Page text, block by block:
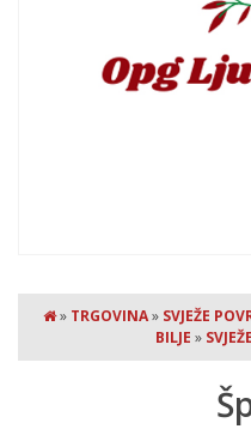
» TRGOVINA» SVJEŽE
BILJE »